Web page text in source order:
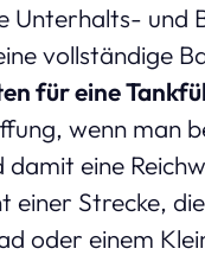
Unterhalts- und
vollständige
für eine
wenn man
damit eine
Strecke,
oder einem